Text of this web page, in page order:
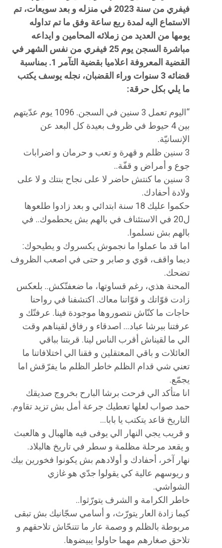
فيفري من سنة 2023 في منزله و بعد سويعات، تم
الاستماع اليه لمدة ربع ساعة وفق ما تم تداوله
يومها من العديد من زملائه المحامين و ايداعه
مباشرة السجن يوم 25 فيفري من نفس الشهر في
القضية المعروفة اعلاميا بقضية التآمر 1. بمناسبة
قضائه 3 سنوات وراء القضبان، نجله يوسف يكتب
ما يلي بكل حرقة:
“اليوم تعمل 3 سنين في السجن. 1096 يوم عدّيتهم
بين 4 حيوط في ظروف بعيدة كل البعد عن
الإنسانيّة.
3 سنين ظلم و قهرة و تعب و حرمان و اضرابات
جوع و أمراض و قفّة..
3 سنين ما كنتش حاضر لا على نجاح بنتك و لا على
ولادة أحفادك.
حكموا عليك 18 سنة ابتدائي و بعد زادوا طلعوها
ل20 في الاستئناف في بالهم بش يحطموك.. في
بالهم بش نسلموا.
اما قد ما عملوا ما نجموش يكسروك و يطيحوك:
ديما واقف، قوي و صابر و حتى في اصعب الظروف
تضحك.
المحنة هذي، رغم قساوتها، ما ضعفتّكش.. بلعكس
زادت قوّاتك و قوّاتنا معاك. اكتشفنا في رواحنا
حاجات ما كنّاش نتصوروها موجودة فينا. عرفتّك و
عرفتنا ببرشا عباد… اصدقاء و رفاق لقيناهم وقت
الي ما لقيناش أقرب الناس لينا. قربتنا بباقي
العائلات و باقي المعتقلين و فقنا الي اختلافاتنا ما
تعني شي قدام الظلم خاطر الظلم ما يفرّقش اما
يجمّع.
انا متأكد الي فرحت برشا البارح بخروج صديقك
حمد صواب لعلها تعطيك جرعة أمل بش تزيد تقاوم.
التاريخ قاعد يتكتب يا بابا…
و قريب يجي النهار الي يوفى فيه هالهبال و هالعبث
و يقعد مرحلة مظلمة و سطر في تاريخ هالبلاد.
نهار آخر، أحفادك و أولادهم بش يكونوا فخورين بيك
و ريوسهم عالية كي يقولوا جدّي هو غازي
الشواشي.
خاطر الكرامة و الشرف يتورّثوا..
كيما زادة العار يتورّث، و أسامي سجّانيك بش تبقى
مربوطة بالظلم و وصمة عار ما تتنحّاش تلاحقهم و
تلاحق صغارهم مهما حاولوا يبيضوها.